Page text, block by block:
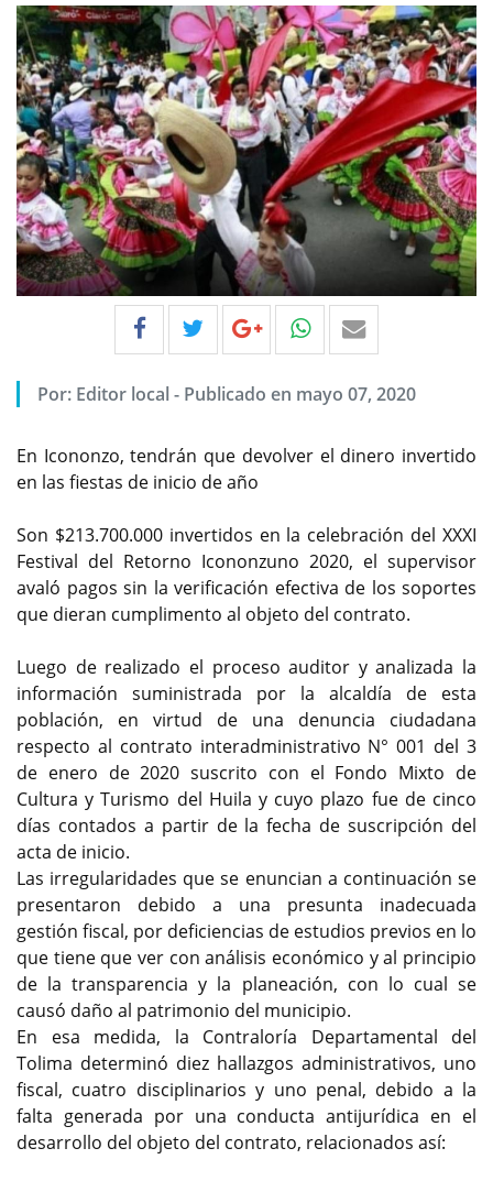
Por: Editor local - Publicado en mayo 07, 2020
En Icononzo, tendrán que devolver el dinero invertido
en las fiestas de inicio de año
Son $213.700.000 invertidos en la celebración del XXXI
Festival del Retorno Icononzuno 2020, el supervisor
avaló pagos sin la verificación efectiva de los soportes
que dieran cumplimento al objeto del contrato.
Luego de realizado el proceso auditor y analizada la
información suministrada por la alcaldía de esta
población, en virtud de una denuncia ciudadana
respecto al contrato interadministrativo N° 001 del 3
de enero de 2020 suscrito con el Fondo Mixto de
Cultura y Turismo del Huila y cuyo plazo fue de cinco
días contados a partir de la fecha de suscripción del
acta de inicio.
Las irregularidades que se enuncian a continuación se
presentaron debido a una presunta inadecuada
gestión fiscal, por deficiencias de estudios previos en lo
que tiene que ver con análisis económico y al principio
de la transparencia y la planeación, con lo cual se
causó daño al patrimonio del municipio.
En esa medida, la Contraloría Departamental del
Tolima determinó diez hallazgos administrativos, uno
fiscal, cuatro disciplinarios y uno penal, debido a la
falta generada por una conducta antijurídica en el
desarrollo del objeto del contrato, relacionados así: